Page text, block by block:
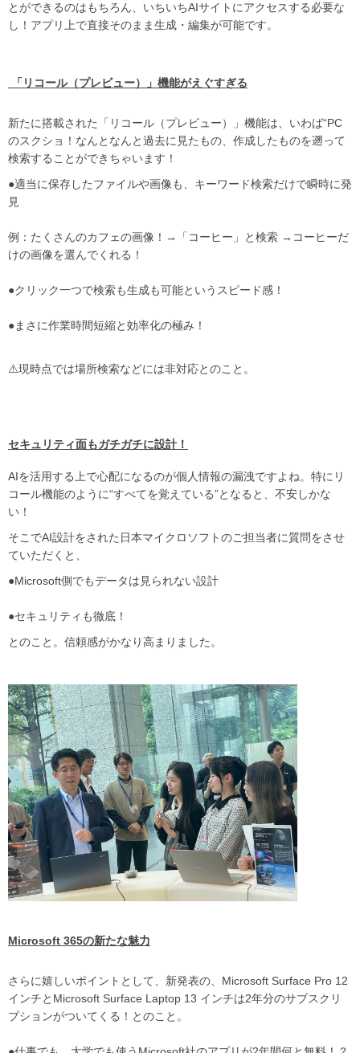
とができるのはもちろん、いちいちAIサイトにアクセスする必要な
し！アプリ上で直接そのまま生成・編集が可能です。
「リコール（プレビュー）」機能がえぐすぎる
新たに搭載された「リコール（プレビュー）」機能は、いわば“PC
のスクショ！なんとなんと過去に見たもの、作成したものを遡って
検索することができちゃいます！
●適当に保存したファイルや画像も、キーワード検索だけで瞬時に発
見
例：たくさんのカフェの画像！→「コーヒー」と検索 →コーヒーだ
けの画像を選んでくれる！
●クリック一つで検索も生成も可能というスピード感！
●まさに作業時間短縮と効率化の極み！
⚠️現時点では場所検索などには非対応とのこと。
セキュリティ面もガチガチに設計！
AIを活用する上で心配になるのが個人情報の漏洩ですよね。特にリ
コール機能のように“すべてを覚えている”となると、不安しかな
い！
そこでAI設計をされた日本マイクロソフトのご担当者に質問をさせ
ていただくと、
●Microsoft側でもデータは見られない設計
●セキュリティも徹底！
とのこと。信頼感がかなり高まりました。
Microsoft 365の新たな魅力
さらに嬉しいポイントとして、新発表の、Microsoft Surface Pro 12
インチとMicrosoft Surface Laptop 13 インチは2年分のサブスクリ
プションがついてくる！とのこと。